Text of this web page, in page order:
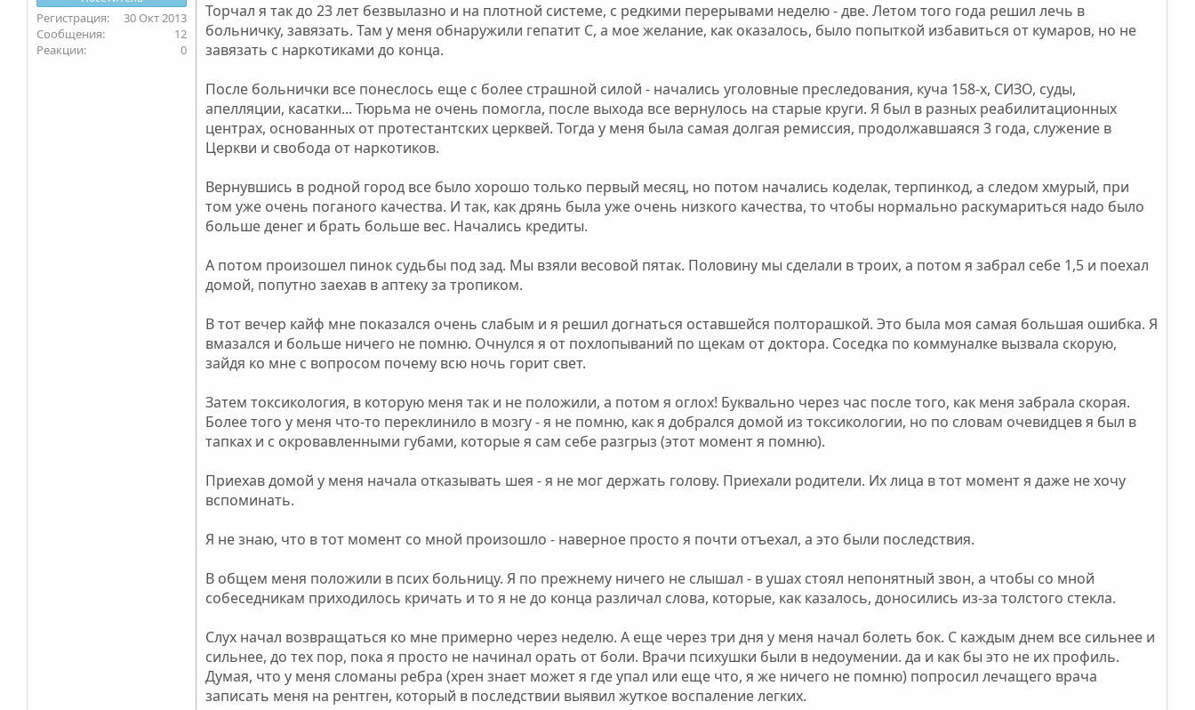
30 Окт 2013
12
0
Торчал я так до 23 лет безвылазно и на плотной системе, с редкими перерывами неделю - две. Летом того года решил лечь в
больничку, завязать. Там у меня обнаружили гепатит С, а мое желание, как оказалось, было попыткой избавиться от кумаров, но не
завязать с наркотиками до конца.
После больнички все понеслось еще с более страшной силой - начались уголовные преследования, куча 158-х, СИЗО, суды,
апелляции, касатки... Тюрьма не очень помогла, после выхода все вернулось на старые круги. Я был в разных реабилитационных
центрах, основанных от протестантских церквей. Тогда у меня была самая долгая ремиссия, продолжавшаяся 3 года, служение в
Церкви и свобода от наркотиков.
Вернувшись в родной город все было хорошо только первый месяц, но потом начались коделак, терпинкод, а следом хмурый, при
том уже очень поганого качества. И так, как дрянь была уже очень низкого качества, то чтобы нормально раскумариться надо было
больше денег и брать больше вес. Начались кредиты.
А потом произошел пинок судьбы под зад. Мы взяли весовой пятак. Половину мы сделали в троих, а потом я забрал себе 1,5 и поехал
домой, попутно заехав в аптеку за тропиком.
В тот вечер кайф мне показался очень слабым и я решил догнаться оставшейся полторашкой. Это была моя самая большая ошибка. Я
вмазался и больше ничего не помню. Очнулся я от похлопываний по щекам от доктора. Соседка по коммуналке вызвала скорую,
зайдя ко мне с вопросом почему всю ночь горит свет.
Затем токсикология, в которую меня так и не положили, а потом я оглох! Буквально через час после того, как меня забрала скорая.
Более того у меня что-то переклинило в мозгу - я не помню, как я добрался домой из токсикологии, но по словам очевидцев я был в
тапках и с окровавленными губами, которые я сам себе разгрыз (этот момент я помню).
Приехав домой у меня начала отказывать шея - я не мог держать голову. Приехали родители. Их лица в тот момент я даже не хочу
вспоминать.
Я не знаю, что в тот момент со мной произошло - наверное просто я почти отъехал, а это были последствия.
В общем меня положили в псих больницу. Я по прежнему ничего не слышал - в ушах стоял непонятный звон, а чтобы со мной
собеседникам приходилось кричать и то я не до конца различал слова, которые, как казалось, доносились из-за толстого стекла.
Слух начал возвращаться ко мне примерно через неделю. А еще через три дня у меня начал болеть бок. С каждым днем все сильнее и
сильнее, до тех пор, пока я просто не начинал орать от боли. Врачи психушки были в недоумении. да и как бы это не их профиль.
Думая, что у меня сломаны ребра (хрен знает может я где упал или еще что, я же ничего не помню) попросил лечащего врача
записать меня на рентген, который в последствии выявил жуткое воспаление легких.